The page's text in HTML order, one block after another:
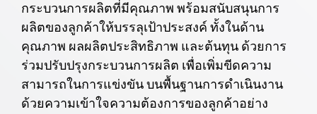
กระบวนการผลิตที่มีคุณภาพ พร้อมสนับสนุนการ
ผลิตของลูกค้าให้บรรลุเป้าประสงค์ ทั้งในด้าน
คุณภาพ ผลผลิตประสิทธิภาพ และต้นทุน ด้วยการ
ร่วมปรับปรุงกระบวนการผลิต เพื่อเพิ่มขีดความ
สามารถในการแข่งขัน บนพื้นฐานการดำเนินงาน
ด้วยความเข้าใจความต้องการของลูกค้าอย่าง